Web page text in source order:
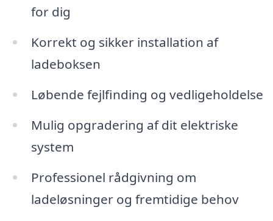
for dig
Korrekt og sikker installation af
ladeboksen
Løbende fejlfinding og vedligeholdelse
Mulig opgradering af dit elektriske
system
Professionel rådgivning om
ladeløsninger og fremtidige behov